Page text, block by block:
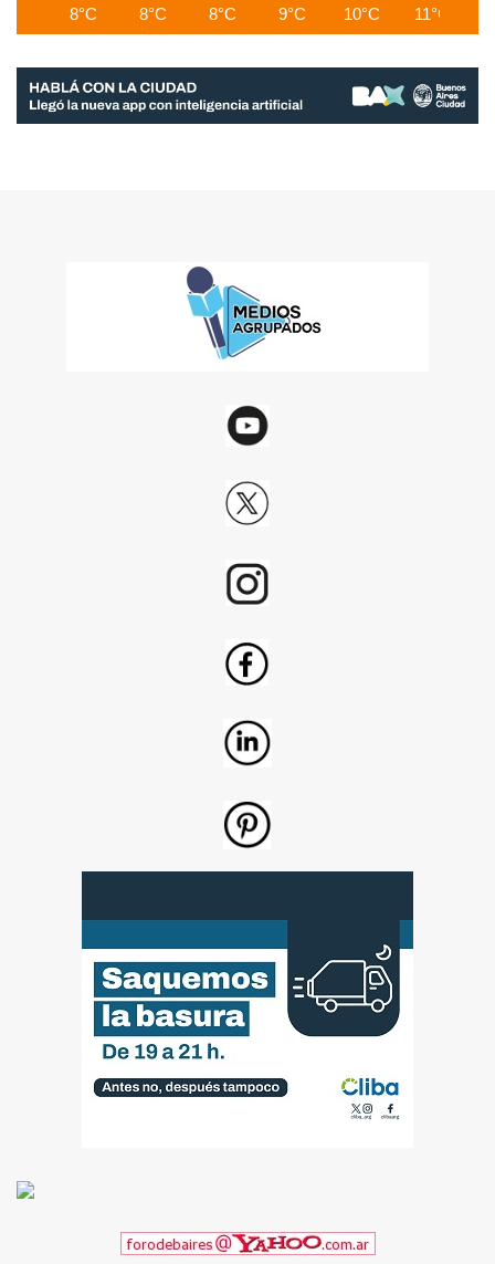
8°C 8°C 8°C 9°C 10°C 11°C